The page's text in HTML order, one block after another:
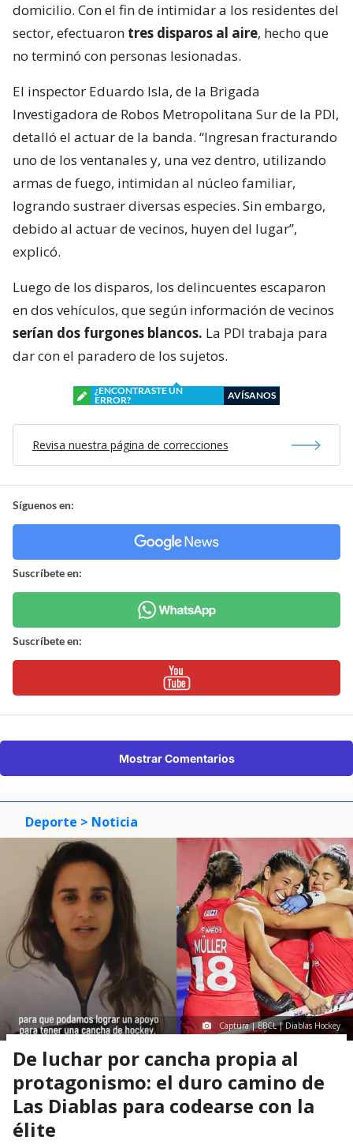
domicilio. Con el fin de intimidar a los residentes del
sector, efectuaron tres disparos al aire, hecho que
no terminó con personas lesionadas.
El inspector Eduardo Isla, de la Brigada
Investigadora de Robos Metropolitana Sur de la PDI,
detalló el actuar de la banda. “Ingresan fracturando
uno de los ventanales y, una vez dentro, utilizando
armas de fuego, intimidan al núcleo familiar,
logrando sustraer diversas especies. Sin embargo,
debido al actuar de vecinos, huyen del lugar”,
explicó.
Luego de los disparos, los delincuentes escaparon
en dos vehículos, que según información de vecinos
serían dos furgones blancos. La PDI trabaja para
dar con el paradero de los sujetos.
¿ENCONTRASTE UN
ERROR?
AVÍSANOS
Revisa nuestra página de correcciones
Síguenos en:
Suscríbete en:
Suscríbete en:
Mostrar Comentarios
Deporte > Noticia
Captura | BBCL | Diablas Hockey
De luchar por cancha propia al
protagonismo: el duro camino de
Las Diablas para codearse con la
élite